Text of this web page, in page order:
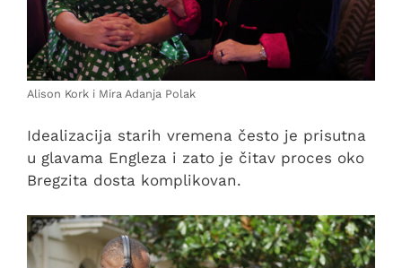
Alison Kork i Mira Adanja Polak
Idealizacija starih vremena često je prisutna
u glavama Engleza i zato je čitav proces oko
Bregzita dosta komplikovan.